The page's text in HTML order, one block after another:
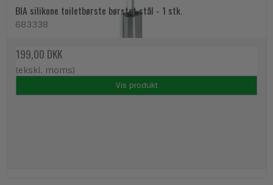
BIA silikone toiletbørste børstet stål - 1 stk.
683338
199,00 DKK
(ekskl. moms)
Vis produkt